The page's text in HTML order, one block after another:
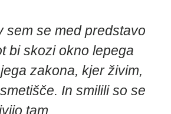
sem se med predstavo
bi skozi okno lepega
zakona, kjer živim,
In smilili so se
tam.